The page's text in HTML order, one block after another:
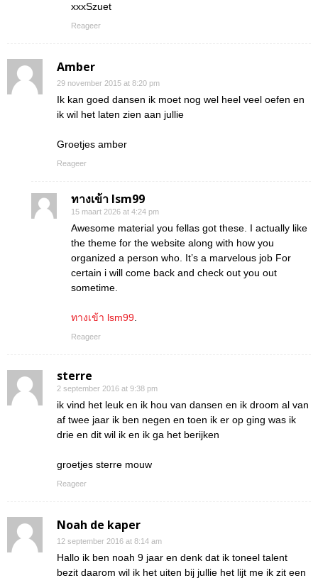
xxxSzuet
Reageer
Amber
29 november 2015 at 8:20 pm
Ik kan goed dansen ik moet nog wel heel veel oefen en
ik wil het laten zien aan jullie
Groetjes amber
Reageer
ทางเข้า lsm99
15 maart 2026 at 4:24 pm
Awesome material you fellas got these. I actually like
the theme for the website along with how you
organized a person who. It’s a marvelous job For
certain i will come back and check out you out
sometime.
ทางเข้า lsm99.
Reageer
sterre
2 september 2016 at 9:38 pm
ik vind het leuk en ik hou van dansen en ik droom al van
af twee jaar ik ben negen en toen ik er op ging was ik
drie en dit wil ik en ik ga het berijken
groetjes sterre mouw
Reageer
Noah de kaper
12 september 2016 at 8:14 am
Hallo ik ben noah 9 jaar en denk dat ik toneel talent
bezit daarom wil ik het uiten bij jullie het lijt me ik zit een